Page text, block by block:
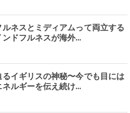
ルネスとミディアムって両立する
ンドフルネスが海外…
イギリスの神秘〜今でも目には
ネルギーを伝え続け…